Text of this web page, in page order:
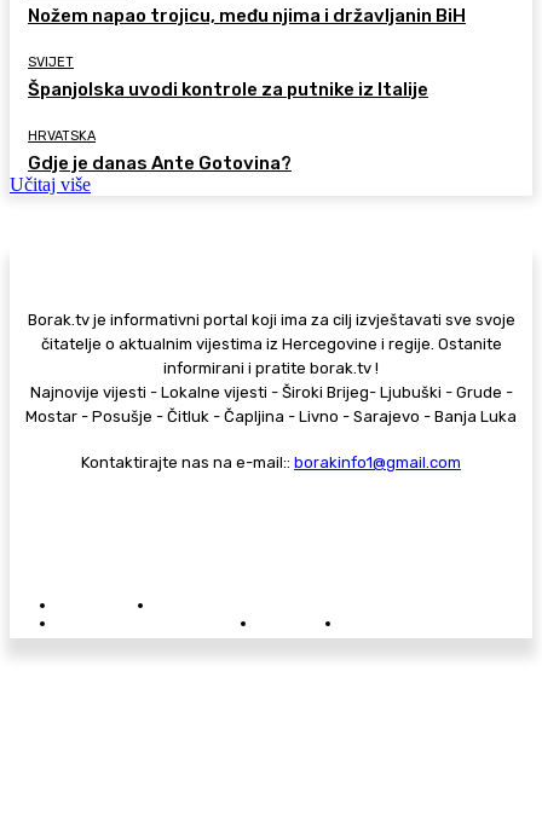
Nožem napao trojicu, među njima i državljanin BiH
SVIJET
Španjolska uvodi kontrole za putnike iz Italije
HRVATSKA
Gdje je danas Ante Gotovina?
Učitaj više
Borak.tv je informativni portal koji ima za cilj izvještavati sve svoje
čitatelje o aktualnim vijestima iz Hercegovine i regije. Ostanite
informirani i pratite borak.tv !
Najnovije vijesti - Lokalne vijesti - Široki Brijeg- Ljubuški - Grude -
Mostar - Posušje - Čitluk - Čapljina - Livno - Sarajevo - Banja Luka
Kontaktirajte nas na e-mail:: borakinfo1@gmail.com